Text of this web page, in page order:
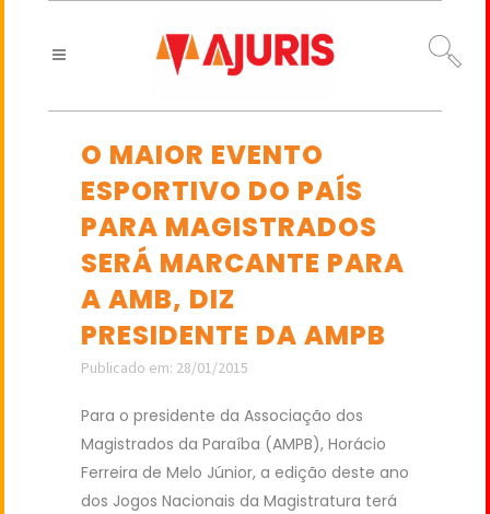
O MAIOR EVENTO
ESPORTIVO DO PAÍS
PARA MAGISTRADOS
SERÁ MARCANTE PARA
A AMB, DIZ
PRESIDENTE DA AMPB
Publicado em: 28/01/2015
Para o presidente da Associação dos
Magistrados da Paraíba (AMPB), Horácio
Ferreira de Melo Júnior, a edição deste ano
dos Jogos Nacionais da Magistratura terá